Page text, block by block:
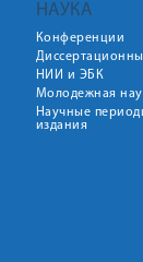
НАУКА
Конференции
НИИ и ЭБК
Молодежная
Научные
издания